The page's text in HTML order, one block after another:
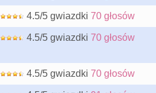
4.5/5 gwiazdki 70 głosów
4.5/5 gwiazdki 70 głosów
4.5/5 gwiazdki 70 głosów